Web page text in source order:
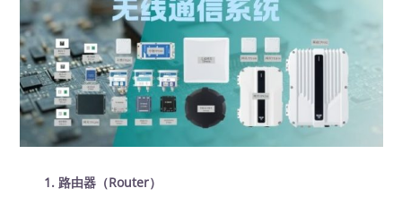
1. 路由器（Router）